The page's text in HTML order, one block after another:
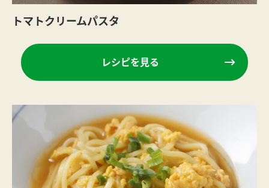
トマトクリームパスタ
レシピを見る